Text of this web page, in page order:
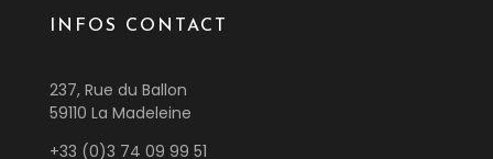
INFOS CONTACT
237, Rue du Ballon
59110 La Madeleine
+33 (0)3 74 09 99 51